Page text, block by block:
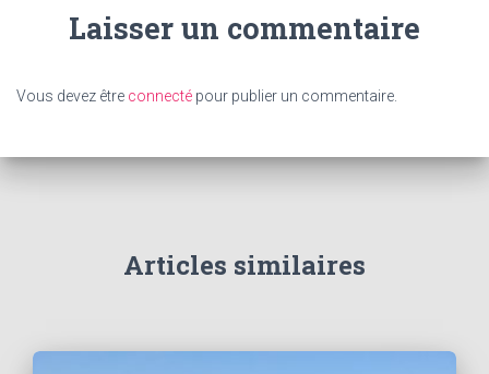
Laisser un commentaire
Vous devez être connecté pour publier un commentaire.
Articles similaires